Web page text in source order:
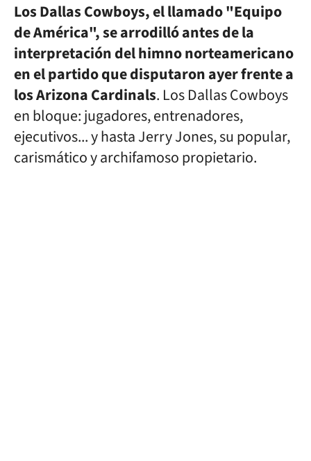
Los Dallas Cowboys, el llamado "Equipo
de América", se arrodilló antes de la
interpretación del himno norteamericano
en el partido que disputaron ayer frente a
los Arizona Cardinals. Los Dallas Cowboys
en bloque: jugadores, entrenadores,
ejecutivos... y hasta Jerry Jones, su popular,
carismático y archifamoso propietario.